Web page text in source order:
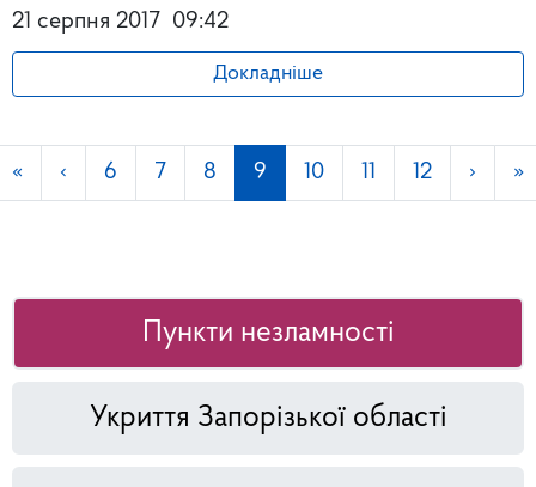
21 серпня 2017 09:42
Докладніше
« ‹ 6 7 8 9 10 11 12 › »
Пункти незламності
Укриття Запорізької області